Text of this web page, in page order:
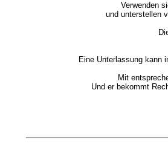
Verwenden
und unterstellen
Eine Unterlassung kann
Mit
Und er bekommt